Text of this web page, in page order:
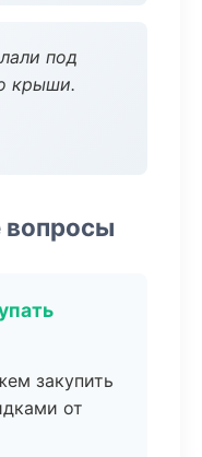
под
крыши.
вопросы
закупить
от